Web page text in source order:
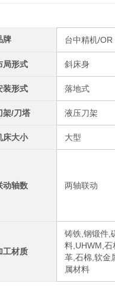
牌 台中精机/OR
局形式 斜床身
装形式 落地式
架/刀塔 液压刀架
床大小 大型
动轴数 两轴联动
工材质
铸铁,钢锻件,
料,UHWM,
革,石棉,软金
属材料